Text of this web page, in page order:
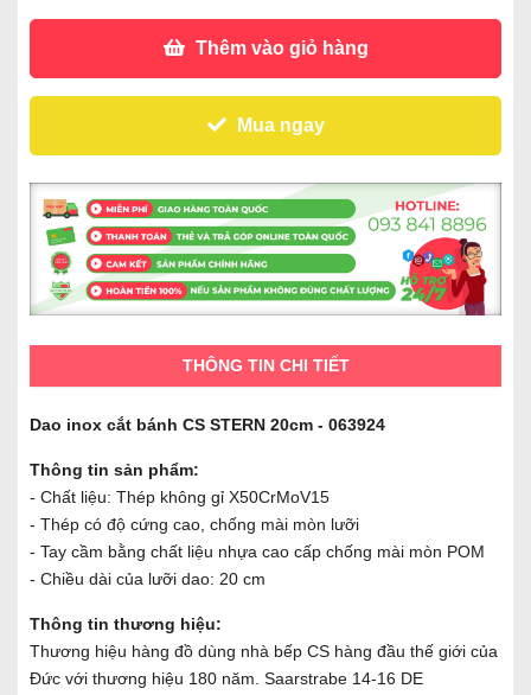
Thêm vào giỏ hàng
Mua ngay
THÔNG TIN CHI TIẾT
Dao inox cắt bánh CS STERN 20cm - 063924
Thông tin sản phẩm:
- Chất liệu: Thép không gỉ X50CrMoV15
- Thép có độ cứng cao, chống mài mòn lưỡi
- Tay cầm bằng chất liệu nhựa cao cấp chống mài mòn POM
- Chiều dài của lưỡi dao: 20 cm
Thông tin thương hiệu:
Thương hiệu hàng đồ dùng nhà bếp CS hàng đầu thế giới của
Đức với thương hiệu 180 năm. Saarstrabe 14-16 DE